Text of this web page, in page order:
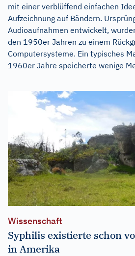
mit einer verblüffend einfachen
Aufzeichnung auf Bändern.
Audioaufnahmen entwickelt,
den 1950er Jahren zu einem
Computersysteme. Ein typisches
1960er Jahre speicherte wenige
Wissenschaft
Syphilis existierte schon
in Amerika